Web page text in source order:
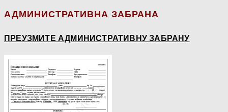
АДМИНИСТРАТИВНА ЗАБРАНА
ПРЕУЗМИТЕ АДМИНИСТРАТИВНУ ЗАБРАНУ